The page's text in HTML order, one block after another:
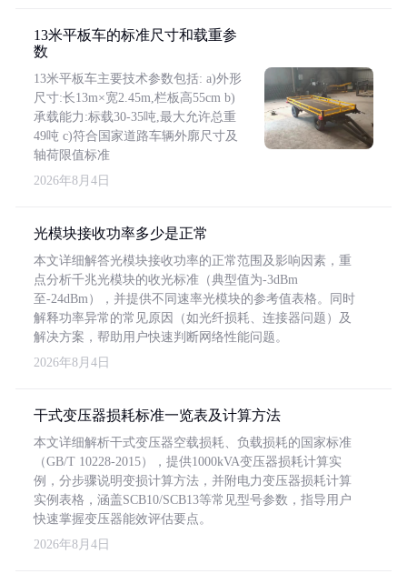
13米平板车的标准尺寸和载重参
数
13米平板车主要技术参数包括: a)外形
尺寸:长13m×宽2.45m,栏板高55cm b)
承载能力:标载30-35吨,最大允许总重
49吨 c)符合国家道路车辆外廓尺寸及
轴荷限值标准
2026年8月4日
光模块接收功率多少是正常
本文详细解答光模块接收功率的正常范围及影响因素，重
点分析千兆光模块的收光标准（典型值为-3dBm
至-24dBm），并提供不同速率光模块的参考值表格。同时
解释功率异常的常见原因（如光纤损耗、连接器问题）及
解决方案，帮助用户快速判断网络性能问题。
2026年8月4日
干式变压器损耗标准一览表及计算方法
本文详细解析干式变压器空载损耗、负载损耗的国家标准
（GB/T 10228-2015），提供1000kVA变压器损耗计算实
例，分步骤说明变损计算方法，并附电力变压器损耗计算
实例表格，涵盖SCB10/SCB13等常见型号参数，指导用户
快速掌握变压器能效评估要点。
2026年8月4日